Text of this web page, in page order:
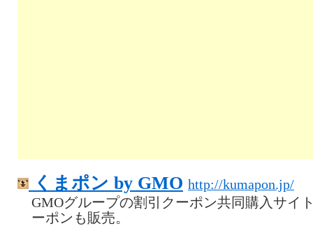
くまポン by GMO http://kumapon.jp/
GMOグループの割引クーポン共同購入サイ
ーポンも販売。